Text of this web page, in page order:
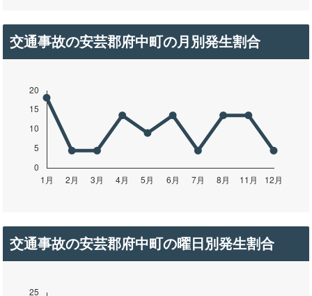
交通事故の安芸郡府中町の月別発生割合
交通事故の安芸郡府中町の曜日別発生割合